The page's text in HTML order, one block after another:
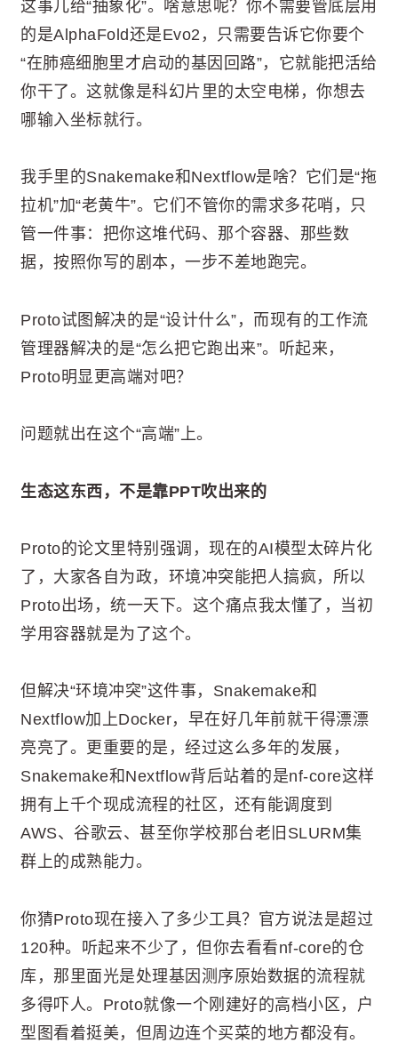
这事儿给“抽象化”。啥意思呢？你不需要管底层用
的是AlphaFold还是Evo2，只需要告诉它你要个
“在肺癌细胞里才启动的基因回路”，它就能把活给
你干了。这就像是科幻片里的太空电梯，你想去
哪输入坐标就行。
我手里的Snakemake和Nextflow是啥？它们是“拖
拉机”加“老黄牛”。它们不管你的需求多花哨，只
管一件事：把你这堆代码、那个容器、那些数
据，按照你写的剧本，一步不差地跑完。
Proto试图解决的是“设计什么”，而现有的工作流
管理器解决的是“怎么把它跑出来”。听起来，
Proto明显更高端对吧？
问题就出在这个“高端”上。
生态这东西，不是靠PPT吹出来的
Proto的论文里特别强调，现在的AI模型太碎片化
了，大家各自为政，环境冲突能把人搞疯，所以
Proto出场，统一天下。这个痛点我太懂了，当初
学用容器就是为了这个。
但解决“环境冲突”这件事，Snakemake和
Nextflow加上Docker，早在好几年前就干得漂漂
亮亮了。更重要的是，经过这么多年的发展，
Snakemake和Nextflow背后站着的是nf-core这样
拥有上千个现成流程的社区，还有能调度到
AWS、谷歌云、甚至你学校那台老旧SLURM集
群上的成熟能力。
你猜Proto现在接入了多少工具？官方说法是超过
120种。听起来不少了，但你去看看nf-core的仓
库，那里面光是处理基因测序原始数据的流程就
多得吓人。Proto就像一个刚建好的高档小区，户
型图看着挺美，但周边连个买菜的地方都没有。